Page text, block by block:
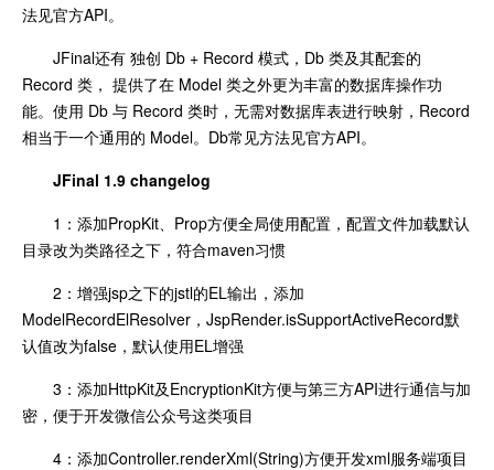
法见官方API。
JFinal还有 独创 Db + Record 模式，Db 类及其配套的
Record 类， 提供了在 Model 类之外更为丰富的数据库操作功
能。使用 Db 与 Record 类时，无需对数据库表进行映射，Record
相当于一个通用的 Model。Db常见方法见官方API。
JFinal 1.9 changelog
1：添加PropKit、Prop方便全局使用配置，配置文件加载默认
目录改为类路径之下，符合maven习惯
2：增强jsp之下的jstl的EL输出，添加
ModelRecordElResolver，JspRender.isSupportActiveRecord默
认值改为false，默认使用EL增强
3：添加HttpKit及EncryptionKit方便与第三方API进行通信与加
密，便于开发微信公众号这类项目
4：添加Controller.renderXml(String)方便开发xml服务端项目